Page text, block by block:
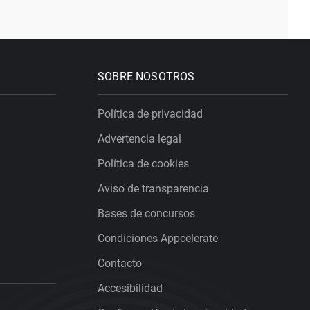
SOBRE NOSOTROS
Política de privacidad
Advertencia legal
Política de cookies
Aviso de transparencia
Bases de concursos
Condiciones Appcelerate
Contacto
Accesibilidad